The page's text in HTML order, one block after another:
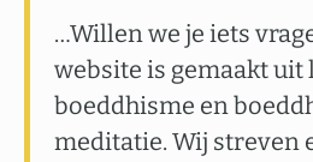
…Willen we je iets
website is gemaakt uit
boeddhisme en
meditatie. Wij streven